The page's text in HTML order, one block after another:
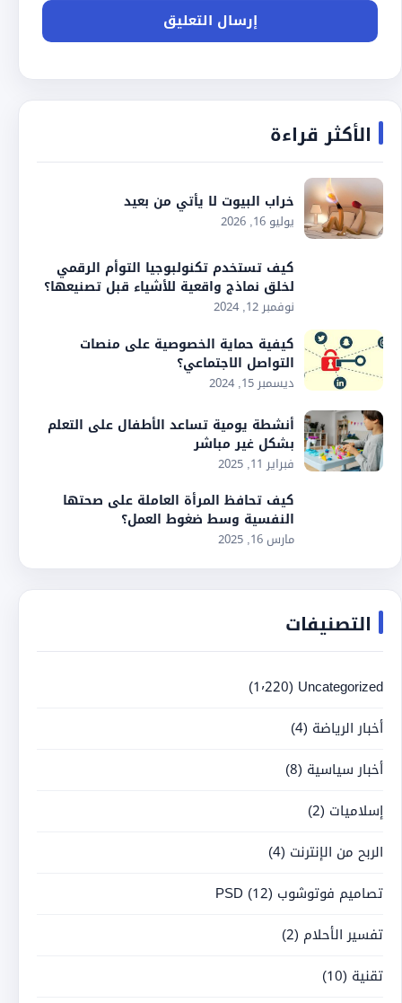
الأكثر قراءة
خراب البيوت لا يأتي من بعيد
يوليو 16, 2026
كيف تستخدم تكنولبوجيا التوأم الرقمي
لخلق نماذج واقعية للأشياء قبل تصنيعها؟
نوفمبر 12, 2024
كيفية حماية الخصوصية على منصات
التواصل الاجتماعي؟
ديسمبر 15, 2024
أنشطة يومية تساعد الأطفال على التعلم
بشكل غير مباشر
فبراير 11, 2025
كيف تحافظ المرأة العاملة على صحتها
النفسية وسط ضغوط العمل؟
مارس 16, 2025
التصنيفات
Uncategorized (1٬220)
أخبار الرياضة (4)
أخبار سياسية (8)
إسلاميات (2)
الربح من الإنترنت (4)
تصاميم فوتوشوب PSD (12)
تفسير الأحلام (2)
تقنية (10)